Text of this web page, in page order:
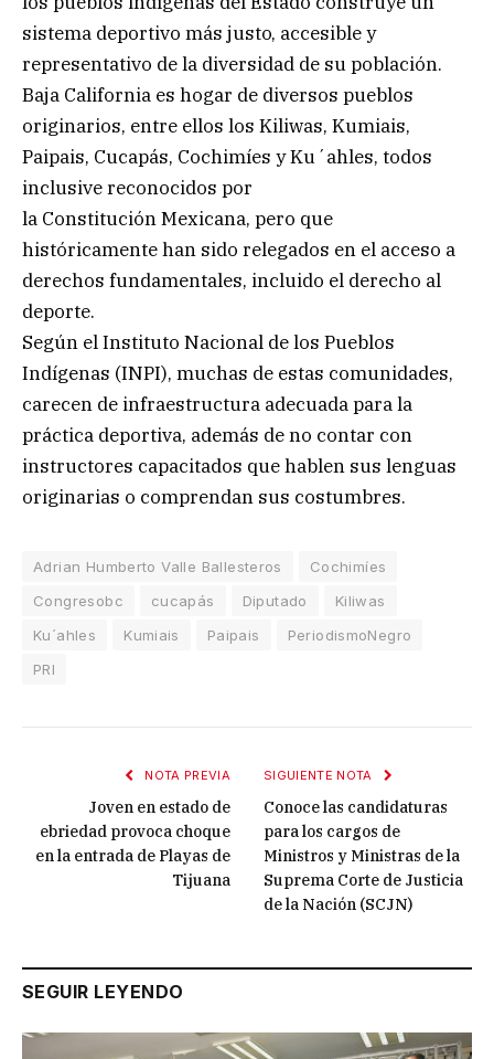
sistema deportivo más justo, accesible y
representativo de la diversidad de su población.
Baja California es hogar de diversos pueblos
originarios, entre ellos los Kiliwas, Kumiais,
Paipais, Cucapás, Cochimíes y Ku´ahles, todos
inclusive reconocidos por
la Constitución Mexicana, pero que
históricamente han sido relegados en el acceso a
derechos fundamentales, incluido el derecho al
deporte.
Según el Instituto Nacional de los Pueblos
Indígenas (INPI), muchas de estas comunidades,
carecen de infraestructura adecuada para la
práctica deportiva, además de no contar con
instructores capacitados que hablen sus lenguas
originarias o comprendan sus costumbres.
Adrian Humberto Valle Ballesteros
Cochimíes
Congresobc
cucapás Diputado
Kiliwas
Ku´ahles
Kumiais Paipais
PeriodismoNegro
PRI
NOTA PREVIA
Joven en estado de
ebriedad provoca choque
en la entrada de Playas de
Tijuana
SIGUIENTE NOTA
Conoce las candidaturas
para los cargos de
Ministros y Ministras de la
Suprema Corte de Justicia
de la Nación (SCJN)
SEGUIR LEYENDO